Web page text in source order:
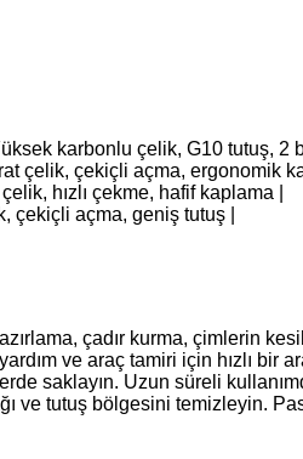
karbonlu çelik, G10 tutuş, 2
çelik, çekiçli açma, ergonomik
hızlı çekme, hafif kaplama |
çekiçli açma, geniş tutuş |
çadır kurma, çimlerin
ve araç tamiri için hızlı bir
saklayın. Uzun süreli
ve tutuş bölgesini temizleyin.